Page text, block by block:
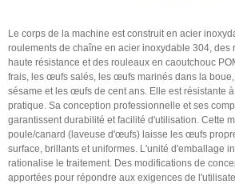
Le corps de la machine est construit en acier
roulements de chaîne en acier inoxydable 304, des
haute résistance et des rouleaux en caoutchouc
frais, les œufs salés, les œufs marinés dans la
sésame et les œufs de cent ans. Elle est résistante
pratique. Sa conception professionnelle et ses
garantissent durabilité et facilité d'utilisation. Cette
poule/canard (laveuse d'œufs) laisse les œufs
surface, brillants et uniformes. L'unité d'emballage
rationalise le traitement. Des modifications de
apportées pour répondre aux exigences de